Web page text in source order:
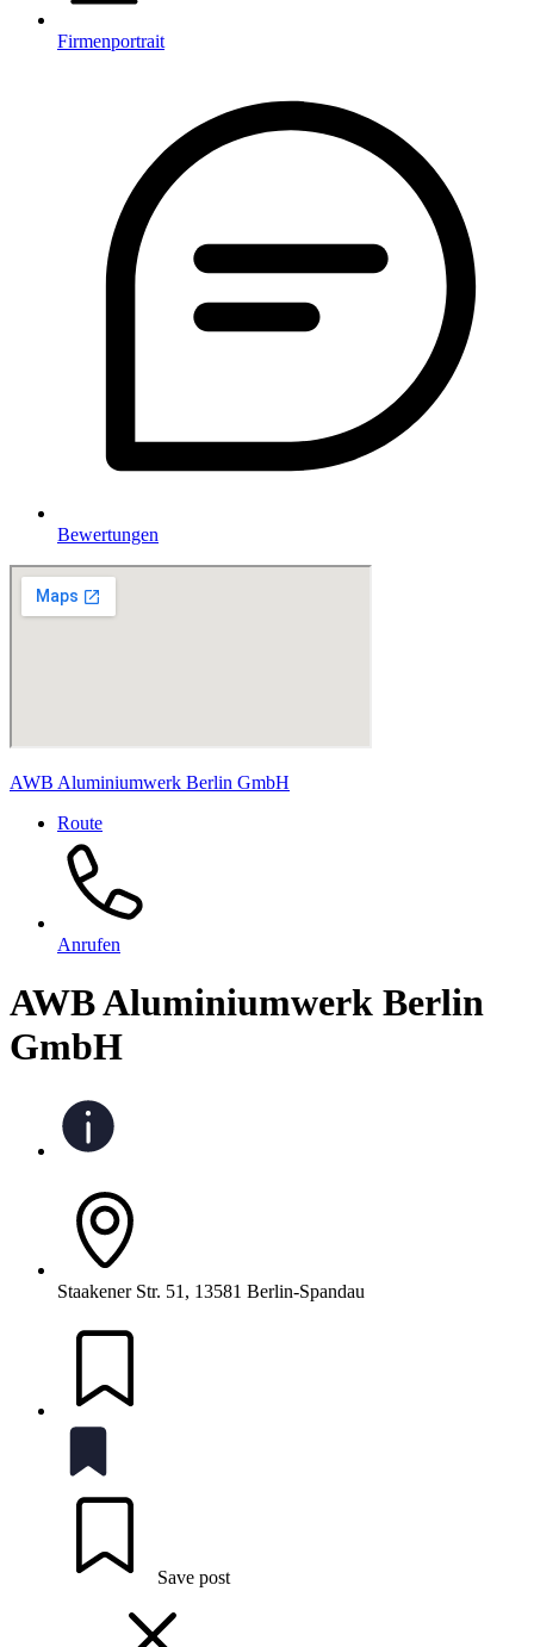
Firmenportrait
Bewertungen
AWB Aluminiumwerk Berlin GmbH
Route
Anrufen
AWB Aluminiumwerk Berlin
GmbH
Staakener Str. 51, 13581 Berlin-Spandau
Save post